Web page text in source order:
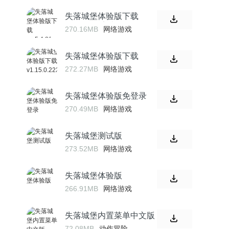
失落城堡体验版下载
v1.5.4.81 安卓版
270.16MB 网络游戏
失落城堡体验版下载
v1.15.0.222
272.27MB 网络游戏
失落城堡体验版免登录
270.49MB 网络游戏
失落城堡测试版
273.52MB 网络游戏
失落城堡体验版
266.91MB 网络游戏
失落城堡内置菜单中文版